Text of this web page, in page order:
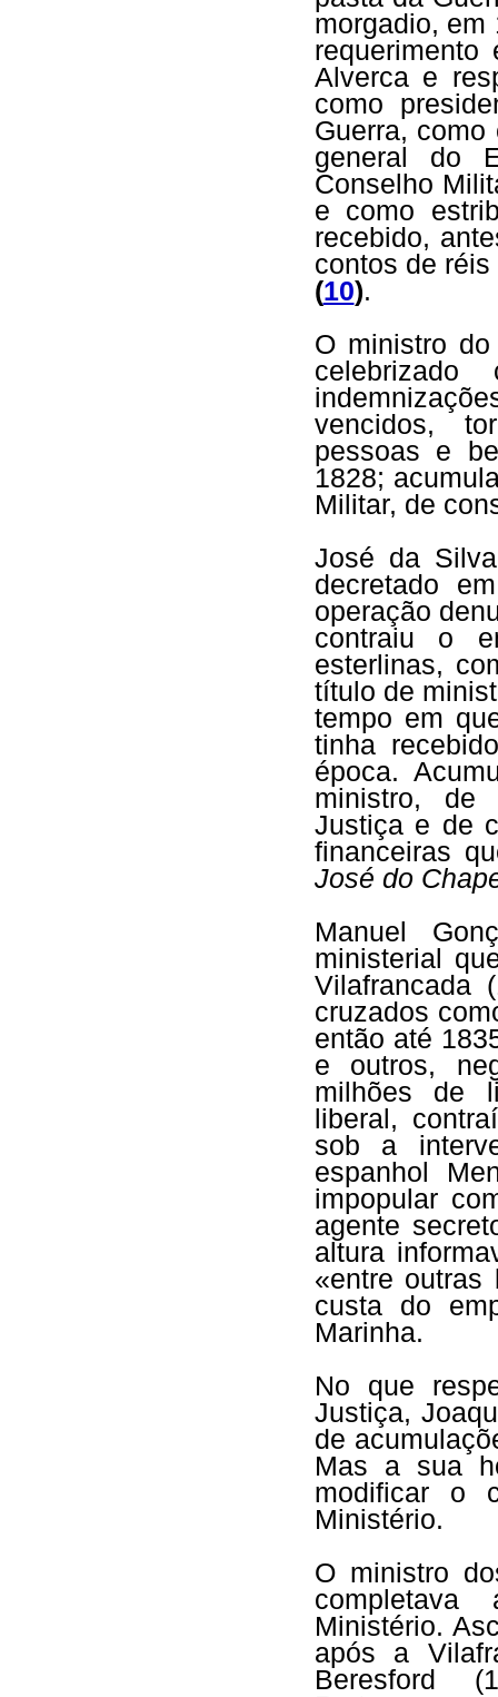
morgadio,
Alverca e
como
Guerra,
general do
Conselho
e como
recebido,
contos de
(10).
O ministro
vencidos,
pessoas e
1828;
Militar, de
José da
decretado
operação
contraiu o
esterlinas,
título de
tempo em
tinha
época.
ministro, de
Justiça e de
financeiras
José do
Manuel
ministerial
Vilafrancada
cruzados
então até
e outros,
milhões de
liberal,
sob a
espanhol
impopular
agente
altura
«entre
custa do
Marinha.
No que
Justiça,
de
Mas a sua
modificar o
Ministério.
O ministro
Ministério.
após a
Beresford